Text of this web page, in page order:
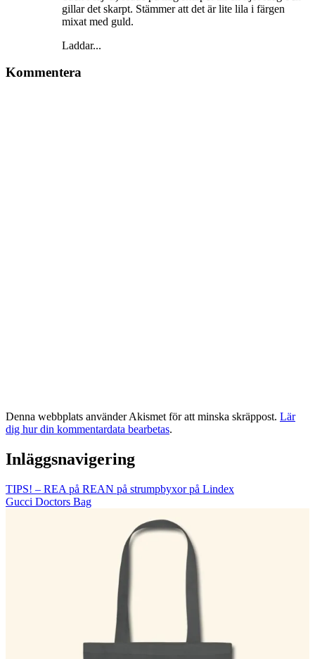
gillar det skarpt. Stämmer att det är lite lila i färgen
mixat med guld.
Laddar...
Kommentera
Denna webbplats använder Akismet för att minska skräppost. Lär
dig hur din kommentardata bearbetas.
Inläggsnavigering
TIPS! – REA på REAN på strumpbyxor på Lindex
Gucci Doctors Bag